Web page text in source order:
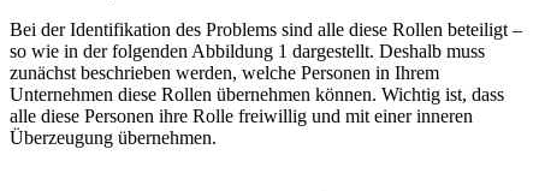
Bei der Identifikation des Problems sind alle diese Rollen beteiligt –
so wie in der folgenden Abbildung 1 dargestellt. Deshalb muss
zunächst beschrieben werden, welche Personen in Ihrem
Unternehmen diese Rollen übernehmen können. Wichtig ist, dass
alle diese Personen ihre Rolle freiwillig und mit einer inneren
Überzeugung übernehmen.